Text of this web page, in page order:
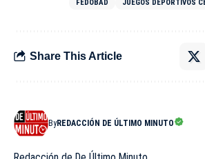
FEDOBAD JUEGOS DEPORTIVOS
Share This Article
ByREDACCIÓN DE ÚLTIMO MINUTO